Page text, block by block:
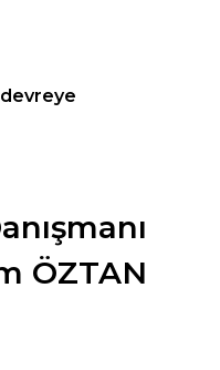
ÖZTAN